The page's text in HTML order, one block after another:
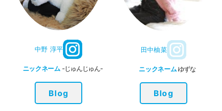
中野 淳平
ニックネーム-じゅんじゅん-
Blog
田中柚菜
ニックネームゆずな
Blog